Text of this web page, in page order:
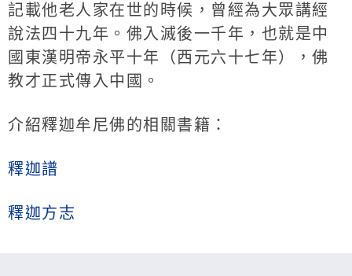
記載他老人家在世的時候，曾經為大眾講經
說法四十九年。佛入滅後一千年，也就是中
國東漢明帝永平十年（西元六十七年），佛
教才正式傳入中國。
介紹釋迦牟尼佛的相關書籍：
釋迦譜
釋迦方志